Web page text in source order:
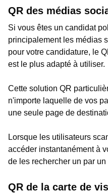
QR des médias
Si vous êtes un candidat
principalement les médias
pour votre candidature, le
est le plus adapté à utiliser.
Cette solution QR
n'importe laquelle de vos
une seule page de
Lorsque les utilisateurs
accéder instantanément à
de les rechercher un par
QR de la carte de